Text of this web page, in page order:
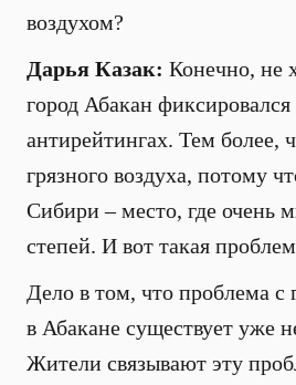
воздухом?
Дарья Казак: Конечно, не
город Абакан фиксировался
антирейтингах. Тем более,
грязного воздуха, потому
Сибири – место, где очень
степей. И вот такая
Дело в том, что проблема с
в Абакане существует уже
Жители связывают эту